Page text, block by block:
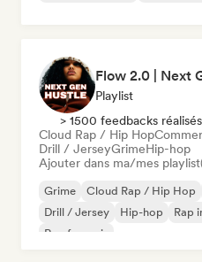
Flow 2.0 | Next
Playlist
> 1500 feedbacks réalisés
Cloud Rap / Hip Hop
Drill / JerseyGrimeHip-hop
Ajouter dans ma/mes
Grime Cloud Rap / Hip Hop
Drill / Jersey
Hip-hop Rap
Rap francais